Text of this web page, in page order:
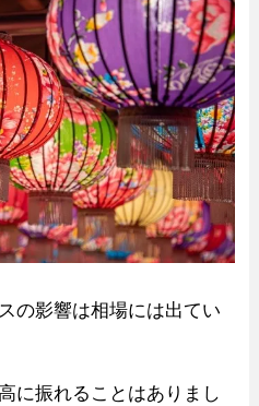
の影響は相場には出てい
に振れることはありまし